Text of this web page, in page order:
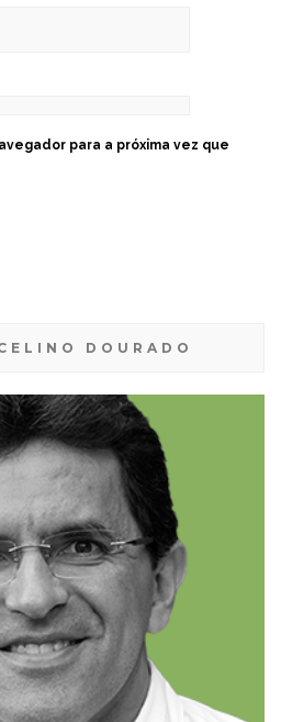
para a próxima vez que
DOURADO